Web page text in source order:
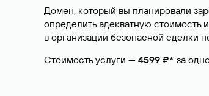
Домен, который вы планировали
определить адекватную
в организации безопасной сделки
Стоимость услуги — 4599 ₽* за